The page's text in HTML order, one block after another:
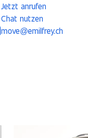
Jetzt anrufen
Chat nutzen
move@emilfrey.ch